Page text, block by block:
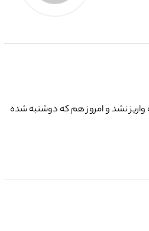
نشد و امروز هم که دوشنبه شده